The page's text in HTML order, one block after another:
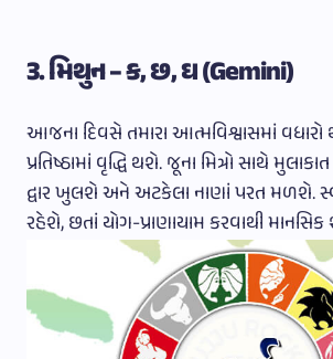
3. મિથુન – ક, છ, ઘ (Gemini)
આજના દિવસે તમારા આત્મવિશ્વાસમાં
પ્રતિષ્ઠામાં વૃદ્ધિ થશે. જૂના મિત્રો સાથે
દ્વાર ખુલશે અને અટકેલા નાણાં પરત મળશે.
રહેશે, છતાં યોગ-પ્રાણાયામ કરવાથી